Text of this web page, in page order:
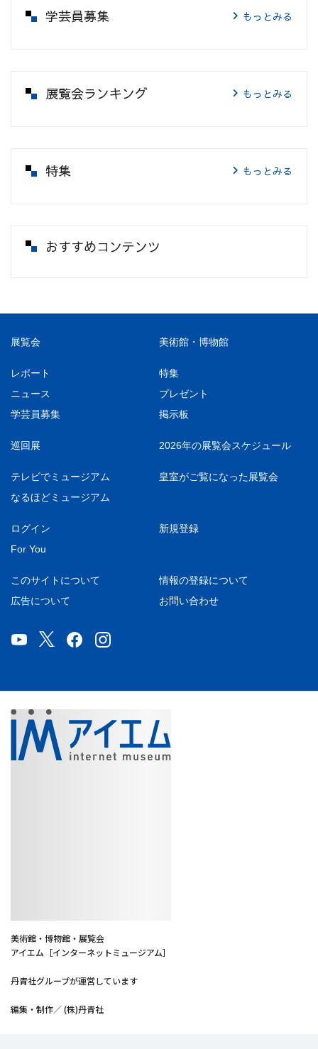
学芸員募集 もっとみる
展覧会ランキング もっとみる
特集 もっとみる
おすすめコンテンツ
展覧会 美術館・博物館
レポート
特集
ニュース
プレゼント
学芸員募集
掲示板
巡回展 2026年の展覧会スケジュール
テレビでミュージアム
皇室がご覧になった展覧会
なるほどミュージアム
ログイン
新規登録
For You
このサイトについて
情報の登録について
広告について
お問い合わせ
美術館・博物館・展覧会
アイエム［インターネットミュージアム］
丹青社グループが運営しています
編集・制作／ (株)丹青社